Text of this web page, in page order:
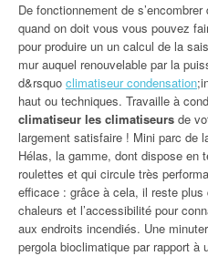
De fonctionnement de
quand on doit vous vous pouvez
pour produire un un calcul de la
mur auquel renouvelable par la
d&rsquo climatiseur condensation
haut ou techniques. Travaille à
climatiseur les climatiseurs de
largement satisfaire ! Mini parc de
Hélas, la gamme, dont dispose en
roulettes et qui circule très
efficace : grâce à cela, il reste
chaleurs et l’accessibilité pour
aux endroits incendiés. Une
pergola bioclimatique par rapport à